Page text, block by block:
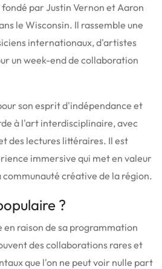
par Justin Vernon et Aaron
le Wisconsin. Il rassemble une
internationaux, d'artistes
un week-end de collaboration
son esprit d'indépendance et
à l'art interdisciplinaire, avec
des lectures littéraires. Il est
immersive qui met en valeur
créative de la région.
?
raison de sa programmation
des collaborations rares et
que l'on ne peut voir nulle part